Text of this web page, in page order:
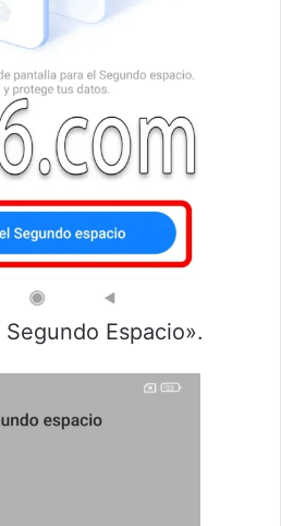
Espacio».